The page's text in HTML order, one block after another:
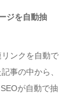
ジを自動抽
ンクを自動で
事の中から、
が自動で抽